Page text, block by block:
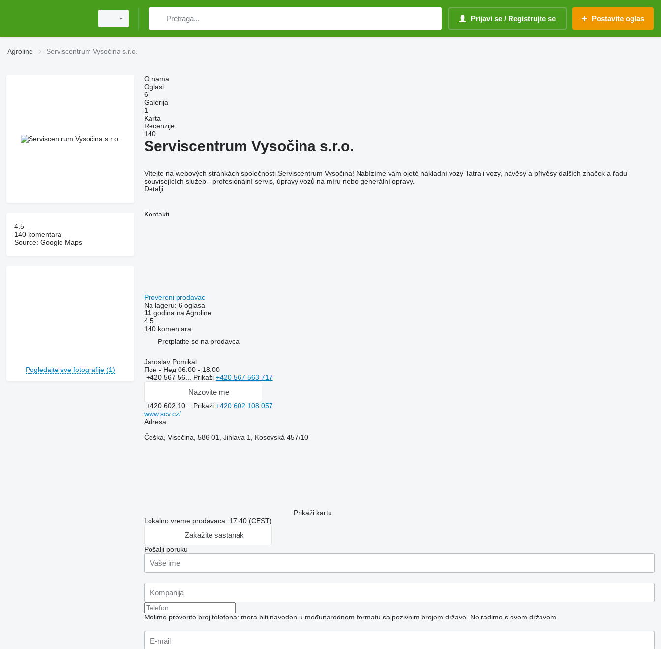
Prijavi se / Registrujte se Postavite oglas
Agroline Serviscentrum Vysočina s.r.o.
4.5
140 komentara
Source: Google Maps
Pogledajte sve fotografije (1)
O nama
Oglasi
6
Galerija
1
Karta
Recenzije
140
Serviscentrum Vysočina s.r.o.
Vítejte na webových stránkách společnosti Serviscentrum Vysočina! Nabízíme vám ojeté nákladní vozy Tatra i vozy, návěsy a přívěsy dalších značek a řadu
souvisejících služeb - profesionální servis, úpravy vozů na míru nebo generální opravy.
Detalji
Kontakti
Provereni prodavac
Na lageru: 6 oglasa
11godina na Agroline
4.5
140 komentara
Pretplatite se na prodavca
Jaroslav Pomikal
Пон - Нед 06:00 - 18:00
+420 567 56... Prikaži +420 567 563 717
Nazovite me
+420 602 10... Prikaži +420 602 108 057
www.scv.cz/
Adresa
Češka, Visočina, 586 01, Jihlava 1, Kosovská 457/10
Prikaži kartu
Lokalno vreme prodavaca: 17:40 (CEST)
Zakažite sastanak
Pošalji poruku
Molimo proverite broj telefona: mora biti naveden u međunarodnom formatu sa pozivnim brojem države. Ne radimo s ovom državom